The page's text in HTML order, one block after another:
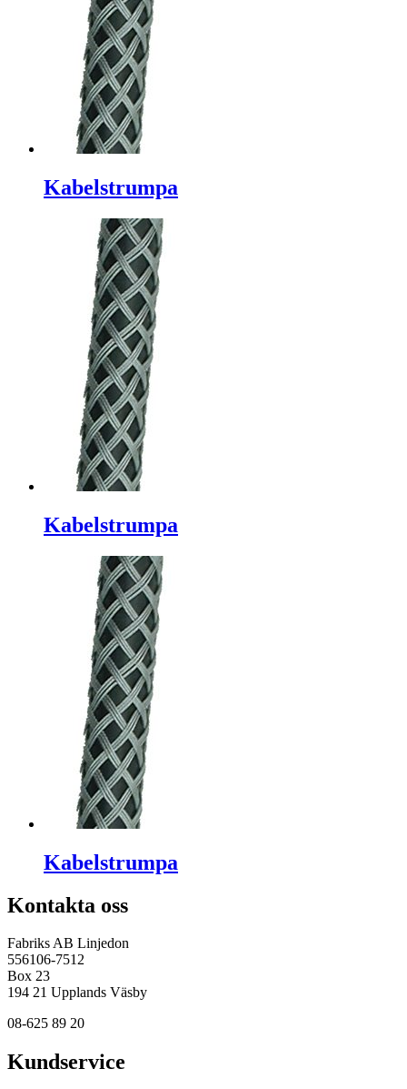
Kabelstrumpa
Kabelstrumpa
Kabelstrumpa
Kontakta oss
Fabriks AB Linjedon
556106-7512
Box 23
194 21 Upplands Väsby
08-625 89 20
Kundservice